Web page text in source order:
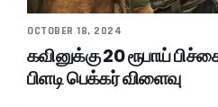
OCTOBER 18, 2024
கவினுக்கு 20 ரூபாய்
பிளடி பெக்கர் விளைவு